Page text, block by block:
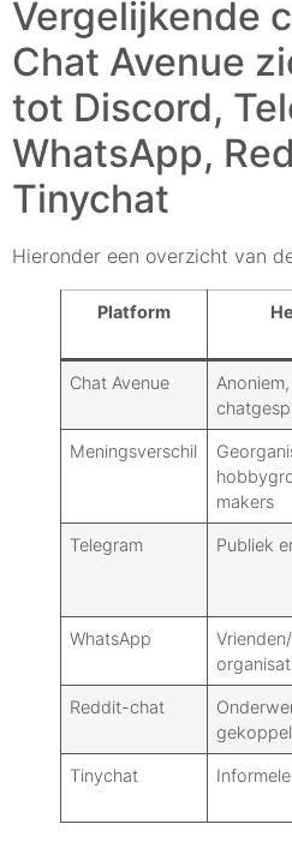
Vergelijkende
Chat Avenue
tot Discord,
WhatsApp,
Tinychat
Hieronder een overzicht van
Platform
Chat Avenue
Meningsverschil
makers
Telegram Publiek
WhatsApp
Reddit-chat
Tinychat